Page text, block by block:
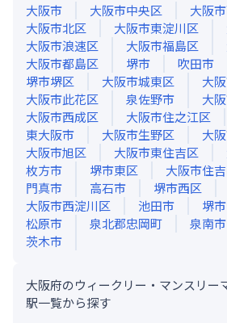
大阪市
大阪市中央区
大阪
大阪市北区
大阪市東淀川区
大阪市浪速区
大阪市福島区
大阪市都島区
堺市 吹田市
堺市堺区
大阪市城東区
大
大阪市此花区
泉佐野市
大
大阪市西成区
大阪市住之江区
東大阪市
大阪市生野区
大
大阪市旭区
大阪市東住吉区
枚方市
堺市東区 大阪市住
門真市
高石市 堺市西区
大阪市西淀川区
池田市 堺
松原市
泉北郡忠岡町 泉南市
茨木市
大阪府のウィークリー・マンスリー
駅一覧から探す